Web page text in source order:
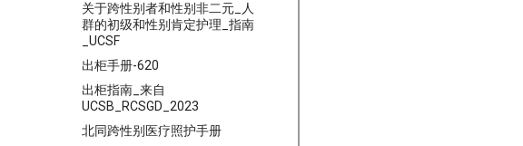
关于跨性别者和性别非二元_人
群的初级和性别肯定护理_指南
_UCSF
出柜手册-620
出柜指南_来自
UCSB_RCSGD_2023
北同跨性别医疗照护手册